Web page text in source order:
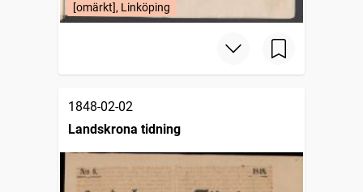
[omärkt], Linköping
1848-02-02
Landskrona tidning